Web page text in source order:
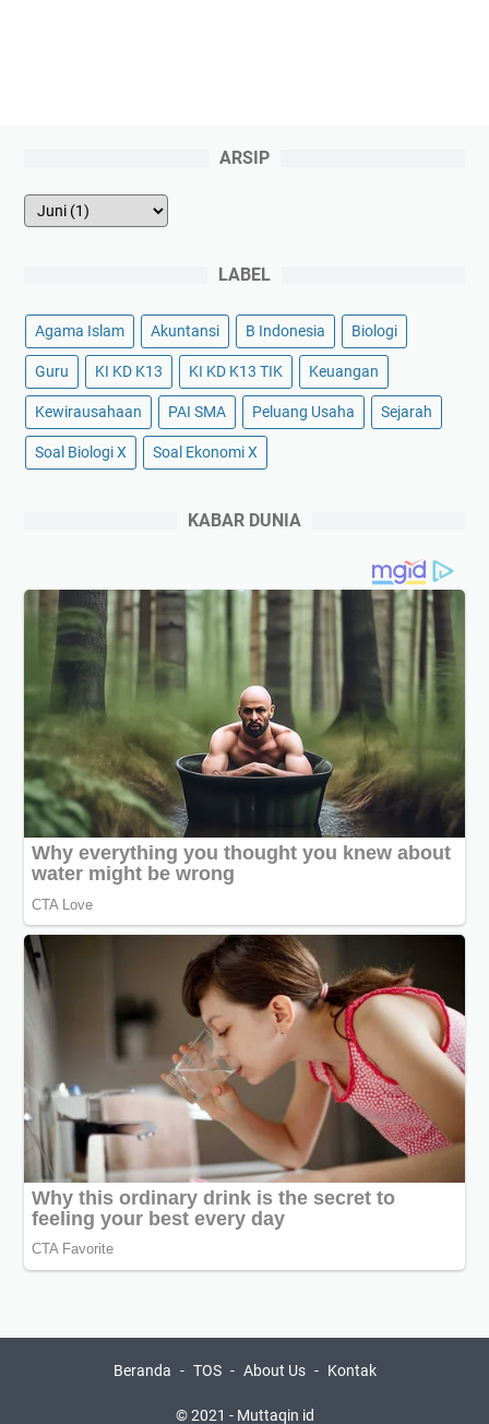
ARSIP
LABEL
Agama Islam Akuntansi B Indonesia Biologi
Guru KI KD K13 KI KD K13 TIK Keuangan
Kewirausahaan PAI SMA Peluang Usaha Sejarah
Soal Biologi X Soal Ekonomi X
KABAR DUNIA
Beranda TOS About Us Kontak
© 2021 - Muttaqin id